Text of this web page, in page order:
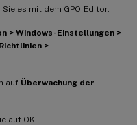
es mit dem GPO-Editor.
> Windows-Einstellungen >
>
auf Überwachung der
auf OK.